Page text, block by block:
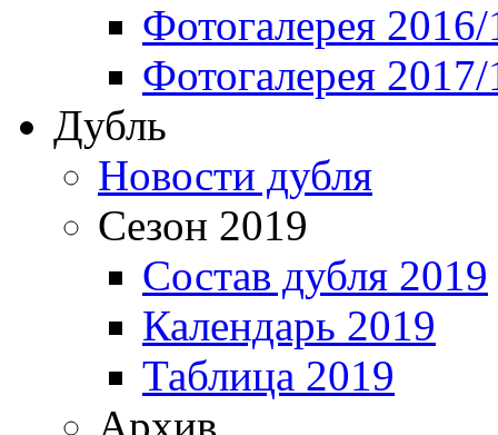
Фотогалерея
Фотогалерея
Дубль
Новости дубля
Сезон 2019
Состав дубля 2019
Календарь 2019
Таблица 2019